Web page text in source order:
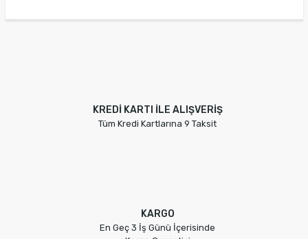
KREDİ KARTI İLE ALIŞVERİŞ
Tüm Kredi Kartlarına 9 Taksit
KARGO
En Geç 3 İş Günü İçerisinde